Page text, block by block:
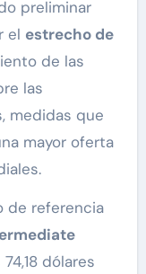
preliminar
el estrecho de
de las
las
medidas que
mayor oferta
de referencia
dólares